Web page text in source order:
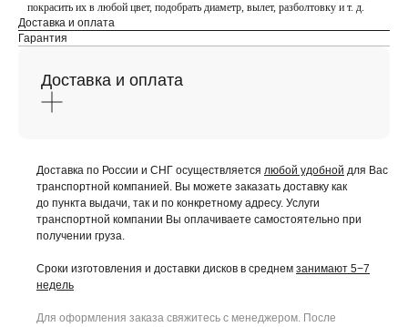
покрасить их в любой цвет, подобрать диаметр, вылет, разболтовку и т. д.
Доставка и оплата
Гарантия
Доставка и оплата
Доставка по России и СНГ осуществляется любой удобной для Вас
транспортной компанией. Вы можете заказать доставку как
до пункта выдачи, так и по конкретному адресу. Услуги
транспортной компании Вы оплачиваете самостоятельно при
получении груза.
Сроки изготовления и доставки дисков в среднем занимают 5−7
недель
Для оформления заказа свяжитесь с менеджером. После